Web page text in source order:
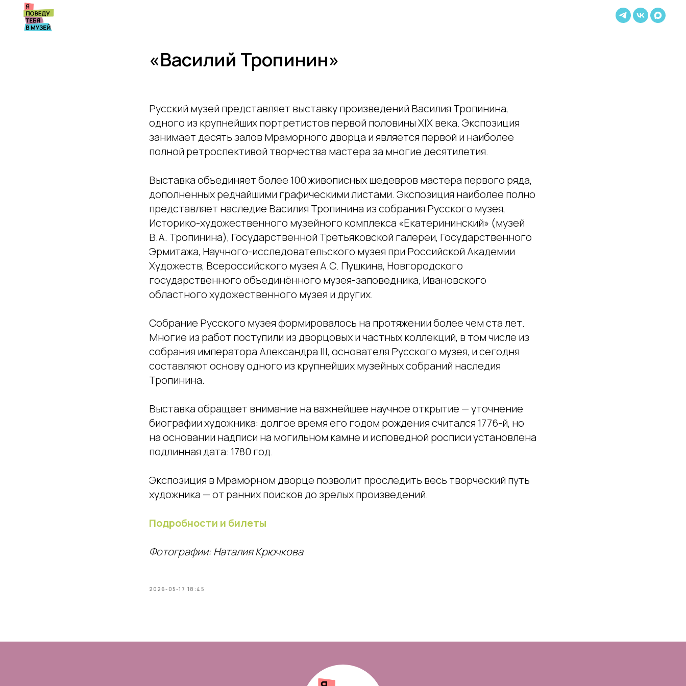
«Василий Тропинин»
Русский музей представляет выставку произведений Василия Тропинина,
одного из крупнейших портретистов первой половины XIX века. Экспозиция
занимает десять залов Мраморного дворца и является первой и наиболее
полной ретроспективой творчества мастера за многие десятилетия.
Выставка объединяет более 100 живописных шедевров мастера первого ряда,
дополненных редчайшими графическими листами. Экспозиция наиболее полно
представляет наследие Василия Тропинина из собрания Русского музея,
Историко-художественного музейного комплекса «Екатерининский» (музей
В.А. Тропинина), Государственной Третьяковской галереи, Государственного
Эрмитажа, Научного-исследовательского музея при Российской Академии
Художеств, Всероссийского музея А.С. Пушкина, Новгородского
государственного объединённого музея-заповедника, Ивановского
областного художественного музея и других.
Собрание Русского музея формировалось на протяжении более чем ста лет.
Многие из работ поступили из дворцовых и частных коллекций, в том числе из
собрания императора Александра III, основателя Русского музея, и сегодня
составляют основу одного из крупнейших музейных собраний наследия
Тропинина.
Выставка обращает внимание на важнейшее научное открытие — уточнение
биографии художника: долгое время его годом рождения считался 1776-й, но
на основании надписи на могильном камне и исповедной росписи установлена
подлинная дата: 1780 год.
Экспозиция в Мраморном дворце позволит проследить весь творческий путь
художника — от ранних поисков до зрелых произведений.
Подробности и билеты
Фотографии: Наталия Крючкова
2026-05-17 18:45